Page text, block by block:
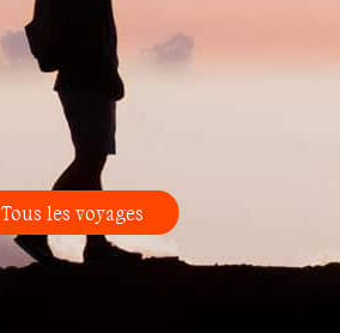
Tous les voyages